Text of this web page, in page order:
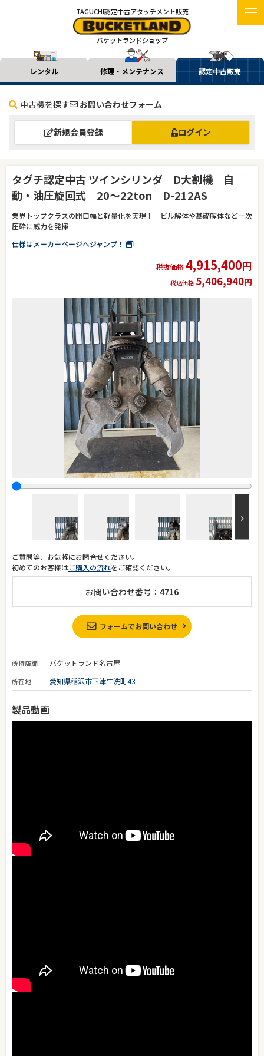
TAGUCHI認定中古アタッチメント販売
バケットランドショップ
レンタル 修理・メンテナンス 認定中古販売
中古機を探す お問い合わせフォーム
新規会員登録 ログイン
タグチ認定中古 ツインシリンダ D大割機 自
動・油圧旋回式 20～22ton D-212AS
業界トップクラスの開口幅と軽量化を実現！ ビル解体や基礎解体など一次
圧砕に威力を発揮
仕様はメーカーページへジャンプ！
税抜価格4,915,400円
税込価格 5,406,940円
ご質問等、お気軽にお問合せください。
初めてのお客様はご購入の流れをご確認ください。
お問い合わせ番号： 4716
フォームでお問い合わせ
所持店舗 バケットランド名古屋
所在地 愛知県稲沢市下津牛洗町43
製品動画